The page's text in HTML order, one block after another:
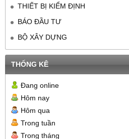
THIẾT BỊ KIỂM ĐỊNH
BÁO ĐẦU TƯ
BỘ XÂY DỰNG
THỐNG KÊ
Đang online
Hôm nay
Hôm qua
Trong tuần
Trong tháng